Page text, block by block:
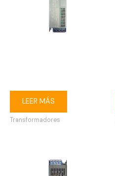
LEER MÁS
Transformadores